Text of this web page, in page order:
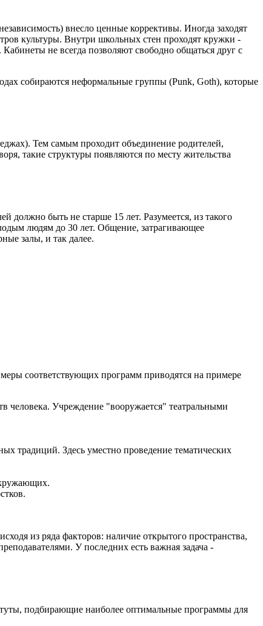
внесло ценные коррективы. Иногда заходят
культуры. Внутри школьных стен проходят кружки -
не всегда позволяют свободно общаться друг с
собираются неформальные группы (Punk, Goth), которые
Тем самым проходит объединение родителей,
такие структуры появляются по месту жительства
быть не старше 15 лет. Разумеется, из такого
людям до 30 лет. Общение, затрагивающее
залы, и так далее.
соответствующих программ приводятся на примере
человека. Учреждение "вооружается" театральными
традиций. Здесь уместно проведение тематических
из ряда факторов: наличие открытого пространства,
У последних есть важная задача -
подбирающие наиболее оптимальные программы для